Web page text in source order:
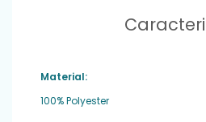
Material:
100% Polyester